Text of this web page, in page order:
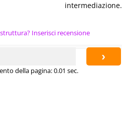
intermediazione.
Inserisci recensione
›
della pagina: 0.01 sec.